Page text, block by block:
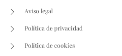
Aviso legal
Política de privacidad
Política de cookies